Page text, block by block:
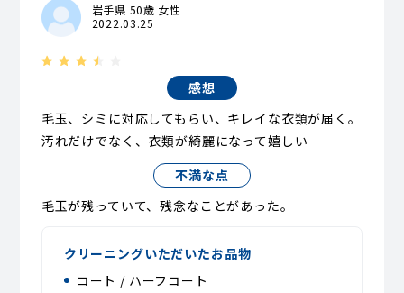
岩手県 50歳 女性
2022.03.25
感想
毛玉、シミに対応してもらい、キレイな衣類が届く。
汚れだけでなく、衣類が綺麗になって嬉しい
不満な点
毛玉が残っていて、残念なことがあった。
クリーニングいただいたお品物
コート / ハーフコート